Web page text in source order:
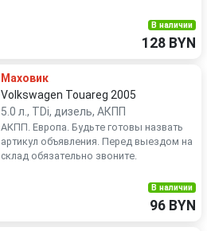
В наличии
128 BYN
Маховик
Volkswagen Touareg 2005
5.0 л., TDi, дизель, АКПП
АКПП. Европа. Будьте готовы назвать
артикул объявления. Перед выездом на
склад обязательно звоните.
В наличии
96 BYN